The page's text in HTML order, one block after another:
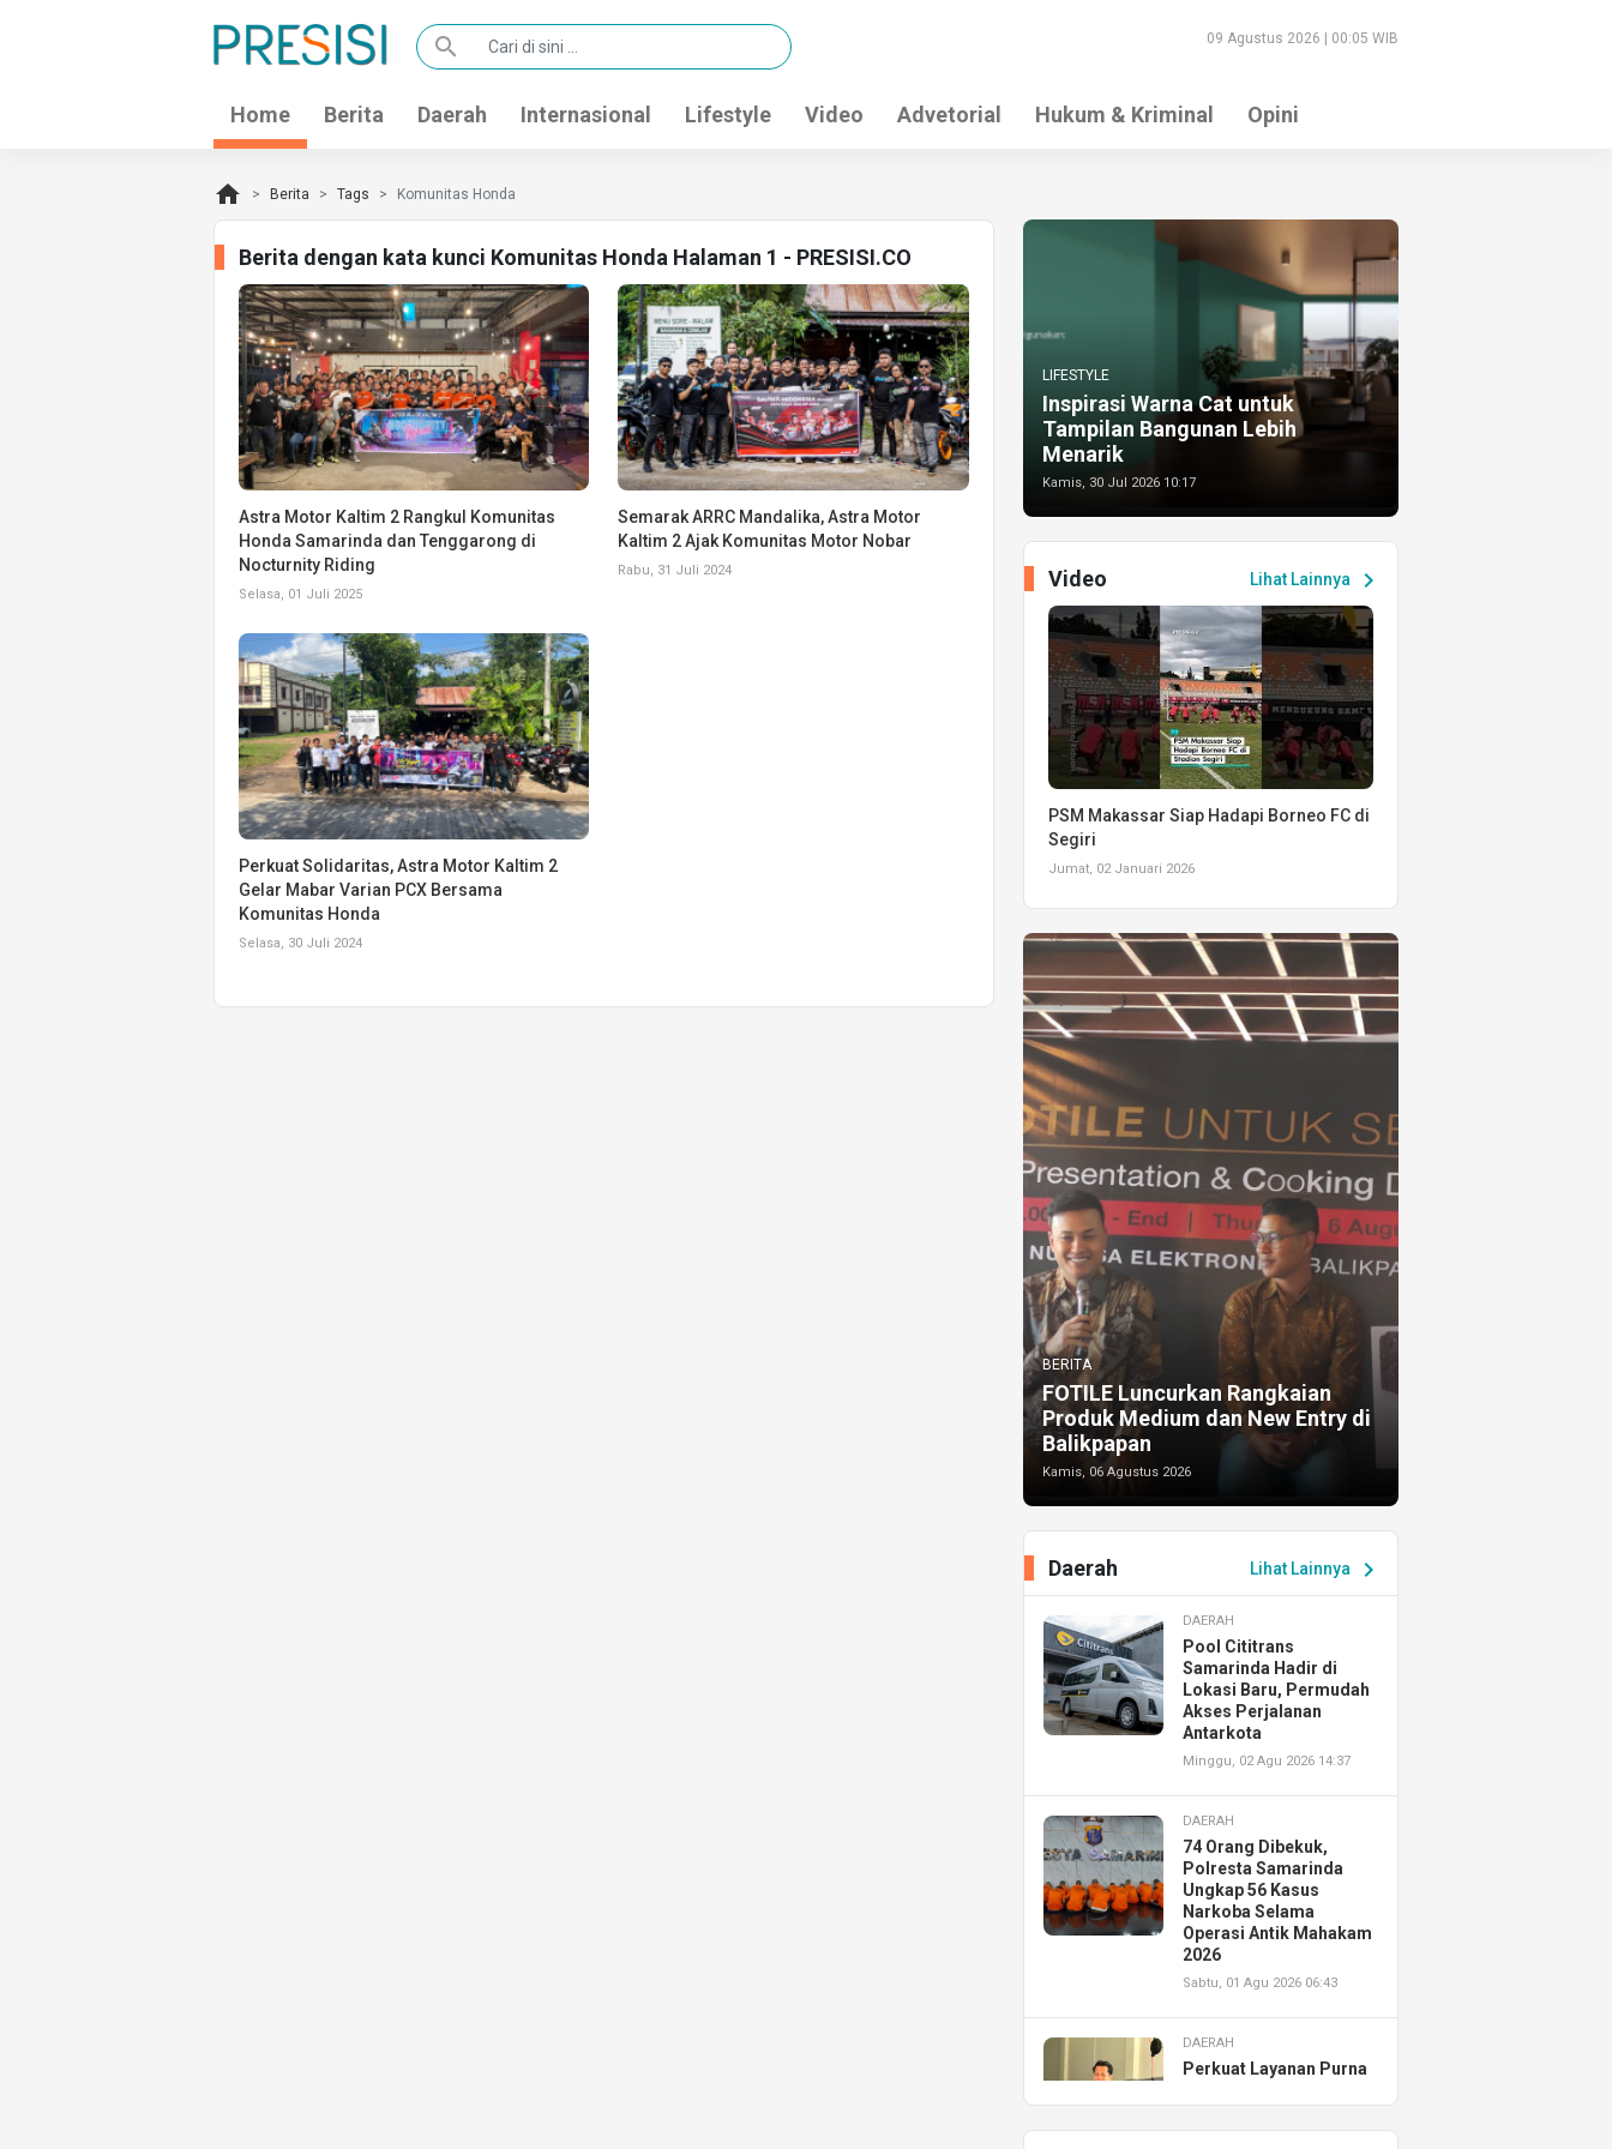
search 09 Agustus 2026 | 00:05 WIB
Home Berita Daerah Internasional Lifestyle Video Advetorial Hukum & Kriminal Opini
home Berita Tags Komunitas Honda
Berita dengan kata kunci Komunitas Honda Halaman 1 - PRESISI.CO
Astra Motor Kaltim 2 Rangkul Komunitas
Honda Samarinda dan Tenggarong di
Nocturnity Riding
Selasa, 01 Juli 2025
Semarak ARRC Mandalika, Astra Motor
Kaltim 2 Ajak Komunitas Motor Nobar
Rabu, 31 Juli 2024
Perkuat Solidaritas, Astra Motor Kaltim 2
Gelar Mabar Varian PCX Bersama
Komunitas Honda
Selasa, 30 Juli 2024
LIFESTYLE
Inspirasi Warna Cat untuk
Tampilan Bangunan Lebih
Menarik
Kamis, 30 Jul 2026 10:17
Lihat Lainnya chevron_right
Video
PSM Makassar Siap Hadapi Borneo FC di
Segiri
Jumat, 02 Januari 2026
BERITA
FOTILE Luncurkan Rangkaian
Produk Medium dan New Entry di
Balikpapan
Kamis, 06 Agustus 2026
Lihat Lainnya chevron_right
Daerah
DAERAH
Pool Cititrans
Samarinda Hadir di
Lokasi Baru, Permudah
Akses Perjalanan
Antarkota
Minggu, 02 Agu 2026 14:37
DAERAH
74 Orang Dibekuk,
Polresta Samarinda
Ungkap 56 Kasus
Narkoba Selama
Operasi Antik Mahakam
2026
Sabtu, 01 Agu 2026 06:43
DAERAH
Perkuat Layanan Purna
Resmikan AHASS